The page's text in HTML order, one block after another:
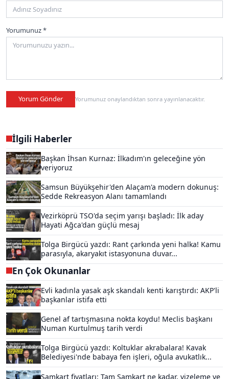
Yorumunuz *
Yorum Gönder Yorumunuz onaylandıktan sonra yayınlanacaktır.
İlgili Haberler
Başkan İhsan Kurnaz: İlkadım'ın geleceğine yön
veriyoruz
Samsun Büyükşehir'den Alaçam'a modern dokunuş:
Sedde Rekreasyon Alanı tamamlandı
Vezirköprü TSO'da seçim yarışı başladı: İlk aday
Hayati Ağca'dan güçlü mesaj
Tolga Birgücü yazdı: Rant çarkında yeni halka! Kamu
parasıyla, akaryakıt istasyonuna duvar...
En Çok Okunanlar
Evli kadınla yasak aşk skandalı kenti karıştırdı: AKP'li
başkanlar istifa etti
Genel af tartışmasına nokta koydu! Meclis başkanı
Numan Kurtulmuş tarih verdi
Tolga Birgücü yazdı: Koltuklar akrabalara! Kavak
Belediyesi'nde babaya fen işleri, oğula avukatlık...
Samkart fiyatları: Tam Samkart ne kadar, vizeleme ve